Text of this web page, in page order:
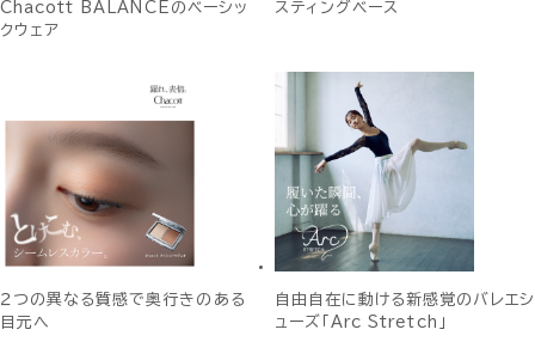
Chacott BALANCEのベーシッ
クウェア
スティングベース
２つの異なる質感で奥行きのある
目元へ
自由自在に動ける新感覚のバレエシ
ューズ「Arc Stretch」